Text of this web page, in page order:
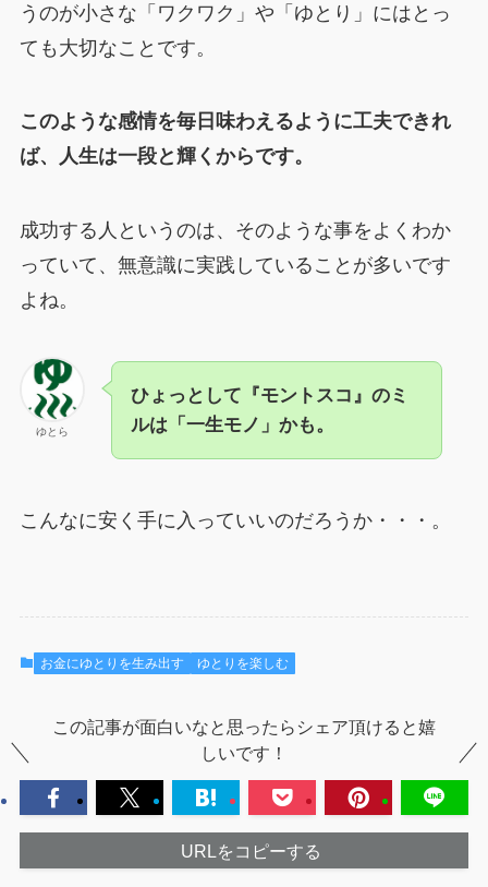
うのが小さな「ワクワク」や「ゆとり」にはとっ
ても大切なことです。
このような感情を毎日味わえるように工夫できれ
ば、人生は一段と輝くからです。
成功する人というのは、そのような事をよくわか
っていて、無意識に実践していることが多いです
よね。
ゆとら
ひょっとして『モントスコ』のミ
ルは「一生モノ」かも。
こんなに安く手に入っていいのだろうか・・・。
お金にゆとりを生み出す ゆとりを楽しむ
この記事が面白いなと思ったらシェア頂けると嬉
しいです！
URLをコピーする